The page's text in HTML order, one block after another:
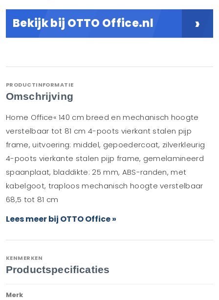
Bekijk bij OTTO Office.nl ›
PRODUCTINFORMATIE
Omschrijving
Home Office« 140 cm breed en mechanisch hoogte
verstelbaar tot 81 cm 4-poots vierkant stalen pijp
frame, uitvoering: middel, gepoedercoat, zilverkleurig
4-poots vierkante stalen pijp frame, gemelamineerd
spaanplaat, bladdikte: 25 mm, ABS-randen, met
kabelgoot, traploos mechanisch hoogte verstelbaar
68,5 tot 81 cm
Lees meer bij OTTO Office »
KENMERKEN
Productspecificaties
Merk